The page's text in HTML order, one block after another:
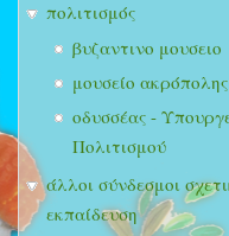
πολιτισμός
βυζαντινο μουσειο
μουσείο ακρόπολης
οδυσσέας -
Πολιτισμού
άλλοι σύνδεσμοι
εκπαίδευση